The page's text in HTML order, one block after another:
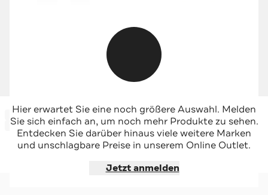
HUGO
Jeans tapered
-50%*
Sale
Jetzt shoppen
HUGO
Jeans '634' tapered
-63%*
Sale
Jetzt shoppen
Hier erwartet Sie eine noch größere Auswahl. Melden
Sie sich einfach an, um noch mehr Produkte zu sehen.
Entdecken Sie darüber hinaus viele weitere Marken
und unschlagbare Preise in unserem Online Outlet.
Jetzt anmelden